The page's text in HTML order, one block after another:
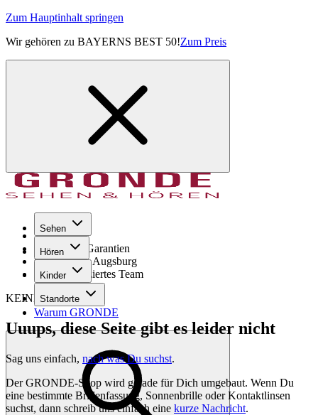
Zum Hauptinhalt springen
Wir gehören zu BAYERNS BEST 50!Zum Preis
Sehen
Hören
Kinder
Standorte
Warum GRONDE
Seit 1971
GRONDE Garantien
8× im Raum Augsburg
Hochqualifiziertes Team
KEINE SORGE!
Uuups, diese Seite gibt es leider nicht
Sag uns einfach, nach was Du suchst.
Der GRONDE-Shop wird gerade für Dich umgebaut. Wenn Du
eine bestimmte Brillenfassung, Sonnenbrille oder Kontaktlinsen
suchst, dann schreib uns einfach eine kurze Nachricht.